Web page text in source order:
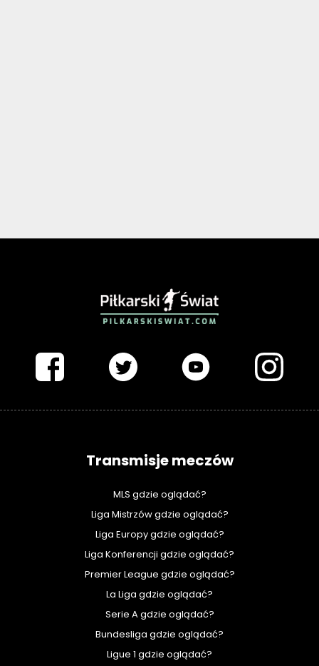
Transmisje meczów
MLS gdzie oglądać?
Liga Mistrzów gdzie oglądać?
Liga Europy gdzie oglądać?
Liga Konferencji gdzie oglądać?
Premier League gdzie oglądać?
La Liga gdzie oglądać?
Serie A gdzie oglądać?
Bundesliga gdzie oglądać?
Ligue 1 gdzie oglądać?